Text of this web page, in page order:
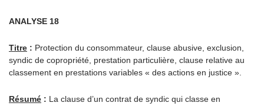
ANALYSE 18
Titre : Protection du consommateur, clause abusive, exclusion,
syndic de copropriété, prestation particulière, clause relative au
classement en prestations variables « des actions en justice ».
Résumé : La clause d’un contrat de syndic qui classe en